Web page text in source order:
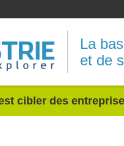
La
et de
cibler des